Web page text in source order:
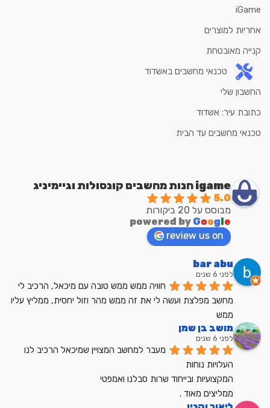
iGame
אחריות למוצרים
קנייה מאובטחת
טכנאי מחשבים באשדוד
החשבון שלי
כתובת עיר: אשדוד
טכנאי מחשבים עד הבית
igame חנות מחשבים קונסולות וגיימיניג
5.0
מבוסס על 20 ביקורות
powered by Google
review us on
bar abu
לפני 6 שנים
ממש
מושב בן שמן
לפני 6 שנים
מעבר למחשב המצויין שמיכאל הרכיב לנו
העלויות נוחות
המקצועיות ובייחוד שרות סבלנו ואמפטי
ממליצים מאוד .